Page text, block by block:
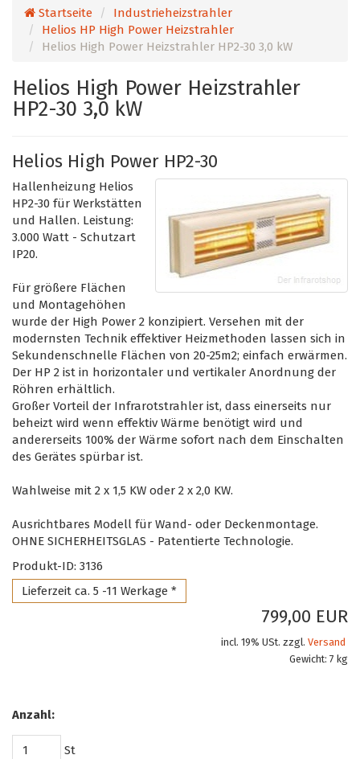
Startseite
Industrieheizstrahler
Helios HP High Power Heizstrahler
Helios High Power Heizstrahler HP2-30 3,0 kW
Helios High Power Heizstrahler
HP2-30 3,0 kW
Helios High Power HP2-30
Hallenheizung Helios
HP2-30 für Werkstätten
und Hallen. Leistung:
3.000 Watt - Schutzart
IP20.
Für größere Flächen
und Montagehöhen
wurde der High Power 2 konzipiert. Versehen mit der
modernsten Technik effektiver Heizmethoden lassen sich in
Sekundenschnelle Flächen von 20-25m2; einfach erwärmen.
Der HP 2 ist in horizontaler und vertikaler Anordnung der
Röhren erhältlich.
Großer Vorteil der Infrarotstrahler ist, dass einerseits nur
beheizt wird wenn effektiv Wärme benötigt wird und
andererseits 100% der Wärme sofort nach dem Einschalten
des Gerätes spürbar ist.
Wahlweise mit 2 x 1,5 KW oder 2 x 2,0 KW.
Ausrichtbares Modell für Wand- oder Deckenmontage.
OHNE SICHERHEITSGLAS - Patentierte Technologie.
Produkt-ID: 3136
Lieferzeit ca. 5 -11 Werkage *
799,00 EUR
incl. 19% USt. zzgl. Versand
Gewicht: 7 kg
Anzahl:
St